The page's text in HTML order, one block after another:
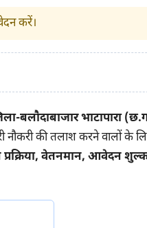
करें।
बलौदाबाजार भाटापारा
नौकरी की तलाश करने वालों के
वेतनमान, आवेदन